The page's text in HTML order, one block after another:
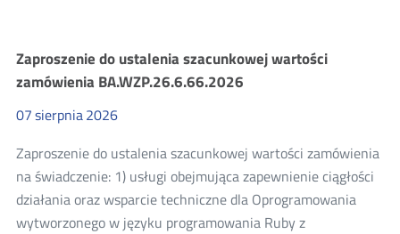
Aktualności
Zaproszenie do ustalenia szacunkowej wartości
zamówienia BA.WZP.26.6.66.2026
07sierpnia2026
Zaproszenie do ustalenia szacunkowej wartości zamówienia
na świadczenie: 1) usługi obejmująca zapewnienie ciągłości
działania oraz wsparcie techniczne dla Oprogramowania
wytworzonego w języku programowania Ruby z